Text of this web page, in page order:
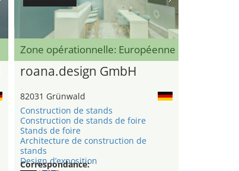
Zone opérationnelle: Européenne
roana.design GmbH
82031 Grünwald
Construction de stands
Construction de stands de foire
Stands de foire
Architecture de construction de
stands
Design d’exposition
Correspondance: